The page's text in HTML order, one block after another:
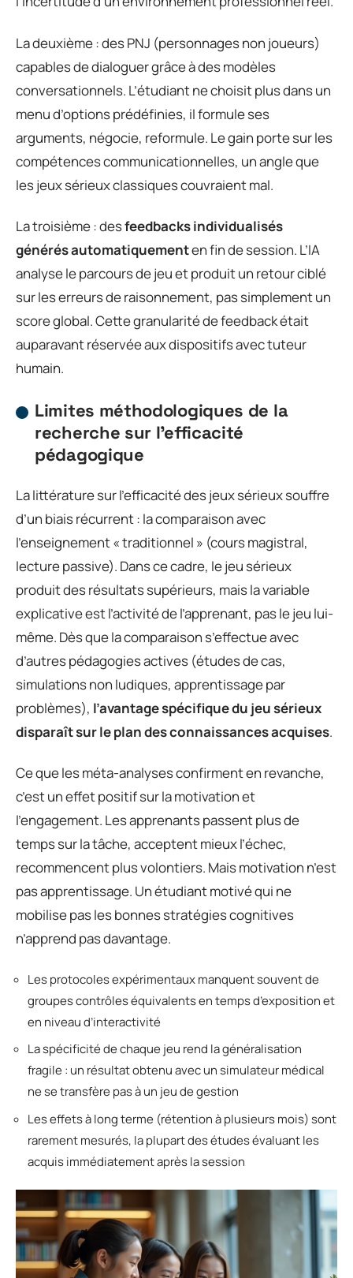
La deuxième : des PNJ (personnages non joueurs)
capables de dialoguer grâce à des modèles
conversationnels. L’étudiant ne choisit plus dans un
menu d’options prédéfinies, il formule ses
arguments, négocie, reformule. Le gain porte sur les
compétences communicationnelles, un angle que
les jeux sérieux classiques couvraient mal.
La troisième : desfeedbacks individualisés
générés automatiquementen fin de session. L’IA
analyse le parcours de jeu et produit un retour ciblé
sur les erreurs de raisonnement, pas simplement un
score global. Cette granularité de feedback était
auparavant réservée aux dispositifs avec tuteur
humain.
Limites méthodologiques de la
recherche sur l’efficacité
pédagogique
La littérature sur l’efficacité des jeux sérieux souffre
d’un biais récurrent : la comparaison avec
l’enseignement « traditionnel » (cours magistral,
lecture passive). Dans ce cadre, le jeu sérieux
produit des résultats supérieurs, mais la variable
explicative est l’activité de l’apprenant, pas le jeu lui-
même. Dès que la comparaison s’effectue avec
d’autres pédagogies actives (études de cas,
simulations non ludiques, apprentissage par
problèmes), l’avantage spécifique du jeu sérieux
disparaît sur le plan des connaissances acquises.
Ce que les méta-analyses confirment en revanche,
c’est un effet positif sur la motivation et
l’engagement. Les apprenants passent plus de
temps sur la tâche, acceptent mieux l’échec,
recommencent plus volontiers. Mais motivation n’est
pas apprentissage. Un étudiant motivé qui ne
mobilise pas les bonnes stratégies cognitives
n’apprend pas davantage.
Les protocoles expérimentaux manquent souvent de
groupes contrôles équivalents en temps d’exposition et
en niveau d’interactivité
La spécificité de chaque jeu rend la généralisation
fragile : un résultat obtenu avec un simulateur médical
ne se transfère pas à un jeu de gestion
Les effets à long terme (rétention à plusieurs mois) sont
rarement mesurés, la plupart des études évaluant les
acquis immédiatement après la session